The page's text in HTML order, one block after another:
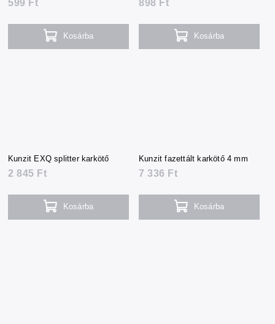
599 Ft
Kosárba
898 Ft
Kosárba
Kunzit EXQ splitter karkötő
2 845 Ft
Kosárba
Kunzit fazettált karkötő 4 mm
7 336 Ft
Kosárba